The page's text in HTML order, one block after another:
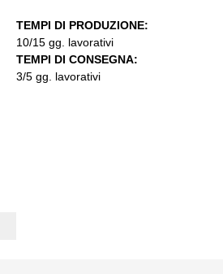
TEMPI DI PRODUZIONE:
10/15 gg. lavorativi
TEMPI DI CONSEGNA:
3/5 gg. lavorativi